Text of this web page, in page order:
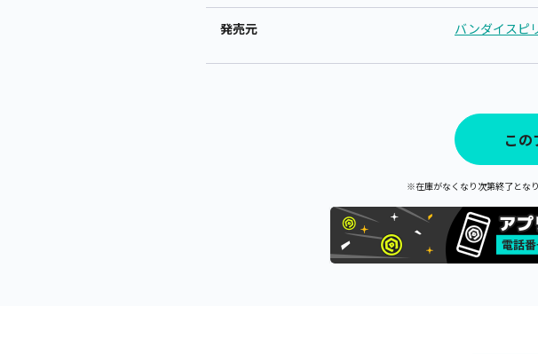
発売元 バンダイスピ
この
※在庫がなくなり次第終了とな